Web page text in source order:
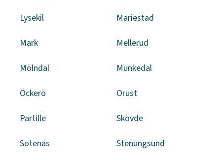
Lysekil Mariestad
Mark Mellerud
Mölndal Munkedal
Öckerö Orust
Partille Skövde
Sotenäs Stenungsund